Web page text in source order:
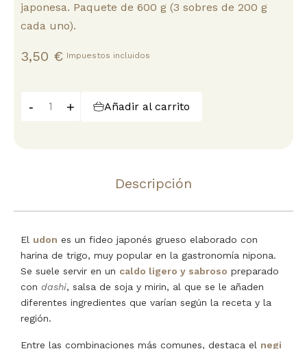
japonesa. Paquete de 600 g (3 sobres de 200 g
cada uno).
3,50 € Impuestos incluidos
- + Añadir al carrito
Descripción
El udon es un fideo japonés grueso elaborado con
harina de trigo, muy popular en la gastronomía nipona.
Se suele servir en un caldo ligero y sabroso preparado
con dashi, salsa de soja y mirin, al que se le añaden
diferentes ingredientes que varían según la receta y la
región.
Entre las combinaciones más comunes, destaca el negi